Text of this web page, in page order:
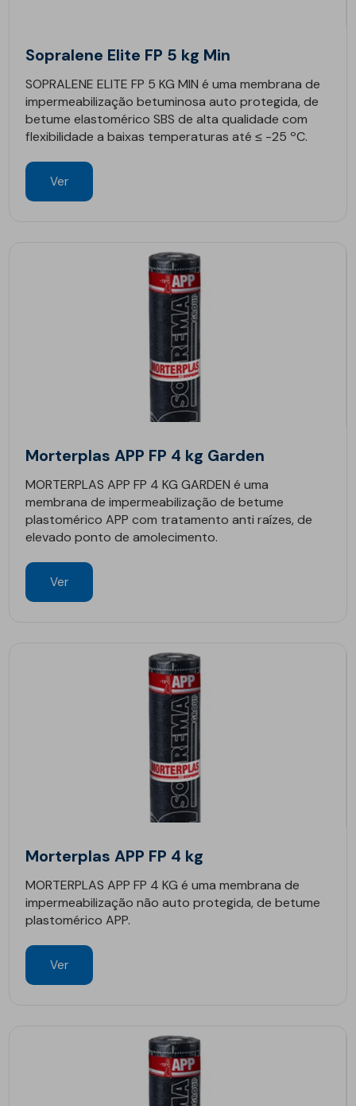
Sopralene Elite FP 5 kg Min
SOPRALENE ELITE FP 5 KG MIN é uma membrana de
impermeabilização betuminosa auto protegida, de
betume elastomérico SBS de alta qualidade com
flexibilidade a baixas temperaturas até ≤ -25 ºC.
Ver
Morterplas APP FP 4 kg Garden
MORTERPLAS APP FP 4 KG GARDEN é uma
membrana de impermeabilização de betume
plastomérico APP com tratamento anti raízes, de
elevado ponto de amolecimento.
Ver
Morterplas APP FP 4 kg
MORTERPLAS APP FP 4 KG é uma membrana de
impermeabilização não auto protegida, de betume
plastomérico APP.
Ver